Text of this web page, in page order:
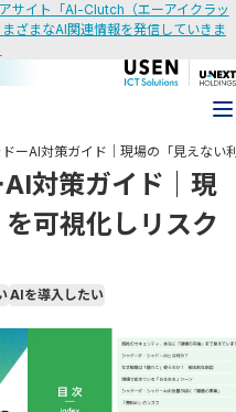
サイト「AI-Clutch（エーアイクラッ
ざまなAI関連情報を発信していきま
ーAI対策ガイド｜現場の「見えない
対策ガイド｜現
可視化しリスク
AIを導入したい